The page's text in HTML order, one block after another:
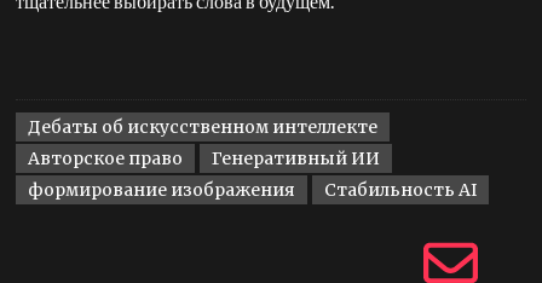
Дебаты об искусственном интеллекте
Авторское право
Генеративный ИИ
формирование изображения
Стабильность AI